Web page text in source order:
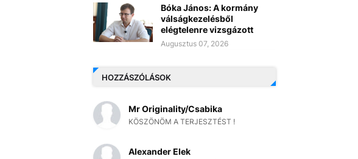
Bóka János: A kormány
válságkezelésből
elégtelenre vizsgázott
Augusztus 07, 2026
HOZZÁSZÓLÁSOK
Mr Originality/Csabika
KÖSZÖNÖM A TERJESZTÉST !
Alexander Elek